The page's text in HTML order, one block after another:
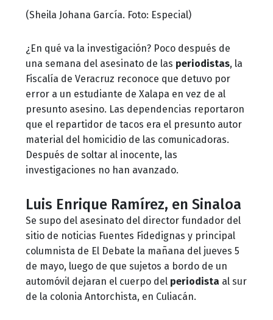
(Sheila Johana García. Foto: Especial)
¿En qué va la investigación? Poco después de
una semana del asesinato de las periodistas, la
Fiscalía de Veracruz reconoce que detuvo por
error a un estudiante de Xalapa en vez de al
presunto asesino. Las dependencias reportaron
que el repartidor de tacos era el presunto autor
material del homicidio de las comunicadoras.
Después de soltar al inocente, las
investigaciones no han avanzado.
Luis Enrique Ramírez, en Sinaloa
Se supo del asesinato del director fundador del
sitio de noticias Fuentes Fidedignas y principal
columnista de El Debate la mañana del jueves 5
de mayo, luego de que sujetos a bordo de un
automóvil dejaran el cuerpo del periodista al sur
de la colonia Antorchista, en Culiacán.